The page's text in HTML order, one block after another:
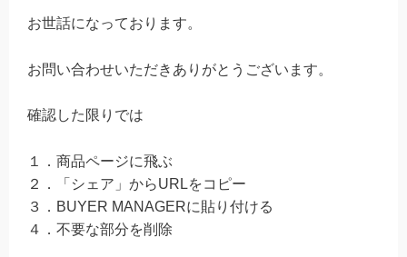
お世話になっております。
お問い合わせいただきありがとうございます。
確認した限りでは
１．商品ページに飛ぶ
２．「シェア」からURLをコピー
３．BUYER MANAGERに貼り付ける
４．不要な部分を削除